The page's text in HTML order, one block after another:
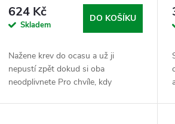
624 Kč
Skladem
DO KOŠÍKU
Nažene krev do ocasu a už ji
nepustí zpět dokud si oba
neodplivnete Pro chvíle, kdy